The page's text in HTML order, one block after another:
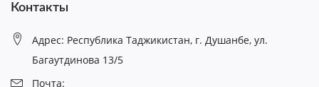
Контакты
Адрес: Республика Таджикистан, г. Душанбе, ул.
Багаутдинова 13/5
Почта: